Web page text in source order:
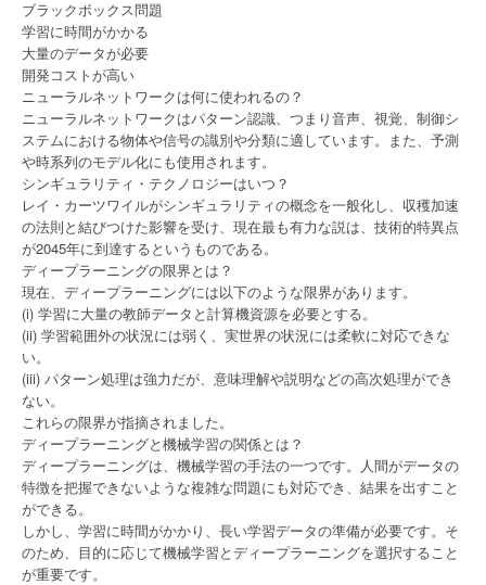
ブラックボックス問題
学習に時間がかかる
大量のデータが必要
開発コストが高い
ニューラルネットワークは何に使われるの？
ニューラルネットワークはパターン認識、つまり音声、視覚、制御シ
ステムにおける物体や信号の識別や分類に適しています。また、予測
や時系列のモデル化にも使用されます。
シンギュラリティ・テクノロジーはいつ？
レイ・カーツワイルがシンギュラリティの概念を一般化し、収穫加速
の法則と結びつけた影響を受け、現在最も有力な説は、技術的特異点
が2045年に到達するというものである。
ディープラーニングの限界とは？
現在、ディープラーニングには以下のような限界があります。
(i) 学習に大量の教師データと計算機資源を必要とする。
(ii) 学習範囲外の状況には弱く、実世界の状況には柔軟に対応できな
い。
(iii) パターン処理は強力だが、意味理解や説明などの高次処理ができ
ない。
これらの限界が指摘されました。
ディープラーニングと機械学習の関係とは？
ディープラーニングは、機械学習の手法の一つです。人間がデータの
特徴を把握できないような複雑な問題にも対応でき、結果を出すこと
ができる。
しかし、学習に時間がかかり、長い学習データの準備が必要です。そ
のため、目的に応じて機械学習とディープラーニングを選択すること
が重要です。